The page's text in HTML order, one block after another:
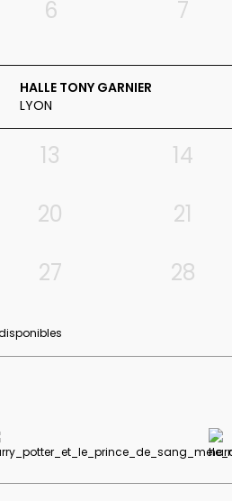
ciné-concert !
6
7
HALLE TONY GARNIER
LYON
13 14
20
21
27
28